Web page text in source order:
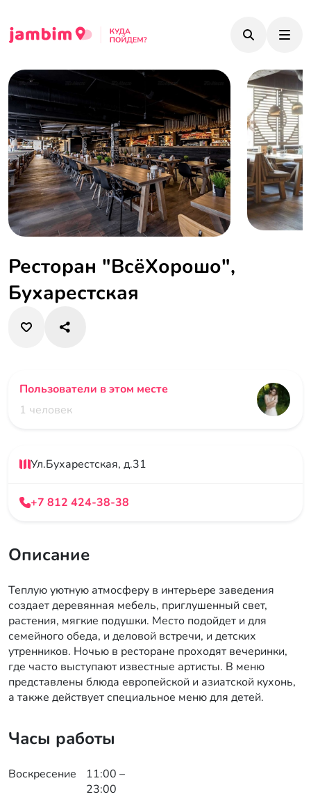
Ресторан "ВсёХорошо",
Бухарестская
Пользователи в этом месте
1 человек
Ул.Бухарестская, д.31
+7 812 424-38-38
Описание
Теплую уютную атмосферу в интерьере заведения
создает деревянная мебель, приглушенный свет,
растения, мягкие подушки. Место подойдет и для
семейного обеда, и деловой встречи, и детских
утренников. Ночью в ресторане проходят вечеринки,
где часто выступают известные артисты. В меню
представлены блюда европейской и азиатской кухонь,
а также действует специальное меню для детей.
Часы работы
Воскресение
11:00 –
23:00